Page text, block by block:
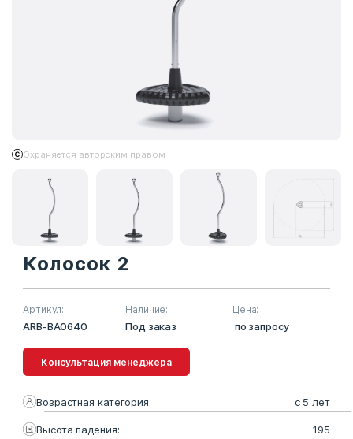
Охраняется авторским правом
Колосок 2
Артикул:
ARB-BA0640
Наличие:
Под заказ
Цена:
по запросу
Консультация менеджера
Возрастная категория: с 5 лет
Высота падения: 195